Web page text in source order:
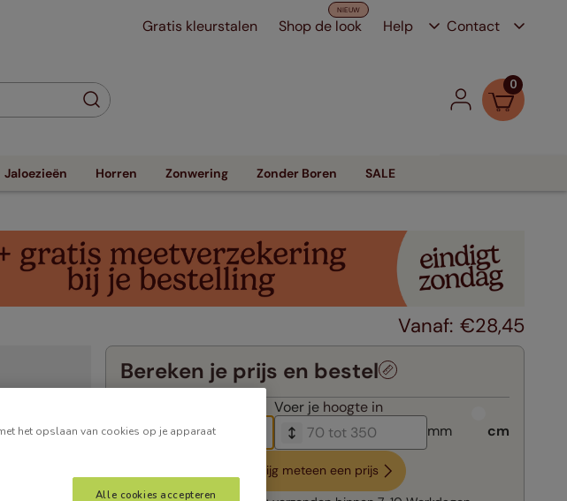
Gratis kleurstalen Shop de look Help Contact
0
Jaloezieën Horren Zonwering Zonder Boren SALE
€28,45
Bereken je prijs en bestel
Voer je hoogte in
mm
cm
Krijg meteen een prijs
het opslaan van cookies op je apparaat
Alle cookies accepteren